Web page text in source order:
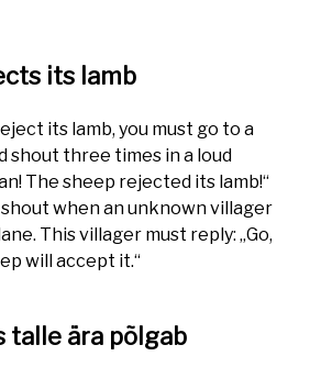
its lamb
its lamb, you must go to a
shout three times in a loud
The sheep rejected its lamb!“
shout when an unknown villager
This villager must reply: „Go,
will accept it.“
talle ära põlgab